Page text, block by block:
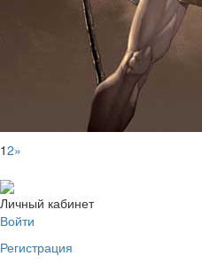
12»
Личный кабинет
Войти
Регистрация